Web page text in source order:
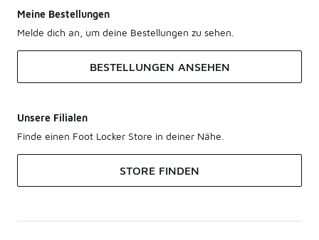
Meine Bestellungen
Melde dich an, um deine Bestellungen zu sehen.
BESTELLUNGEN ANSEHEN
Unsere Filialen
Finde einen Foot Locker Store in deiner Nähe.
STORE FINDEN